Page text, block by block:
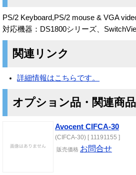
PS/2 Keyboard,PS/2 mouse & VGA
対応機器：DS1800シリーズ、
関連リンク
詳細情報はこちらです。
オプション品・関連商品
Avocent CIFCA-30
(CIFCA-30) [ 11191155 ]
販売価格 お問合せ